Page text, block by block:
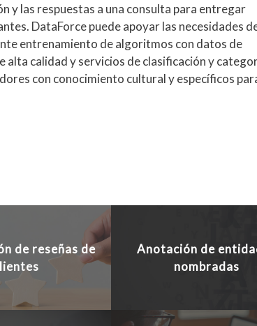
y las respuestas a una consulta para entregar
DataForce puede apoyar las necesidades
entrenamiento de algoritmos con datos de
alta calidad y servicios de clasificación y
con conocimiento cultural y específicos
de reseñas de
Anotación de
nombradas